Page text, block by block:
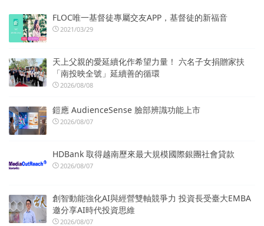
FLOC唯一基督徒專屬交友APP，基督徒的新福音
2021/03/29
天上父親的愛延續化作希望力量！ 六名子女捐贈家扶
「南投映全號」延續善的循環
2026/08/08
鎧應 AudienceSense 臉部辨識功能上市
2026/08/07
HDBank 取得越南歷來最大規模國際銀團社會貸款
2026/08/07
創智動能強化AI與經營雙軸競爭力 投資長受臺大EMBA
邀分享AI時代投資思維
2026/08/07